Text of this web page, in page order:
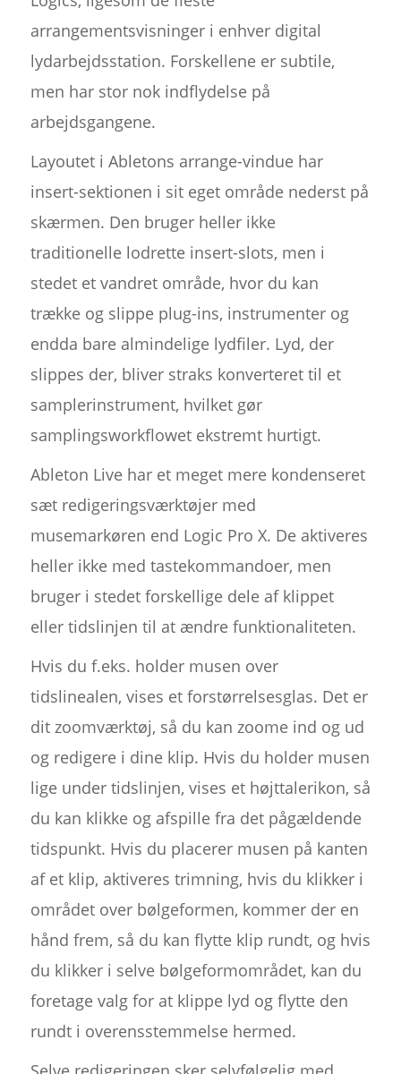
arrangementsvisninger i enhver digital
lydarbejdsstation. Forskellene er subtile,
men har stor nok indflydelse på
arbejdsgangene.
Layoutet i Abletons arrange-vindue har
insert-sektionen i sit eget område nederst på
skærmen. Den bruger heller ikke
traditionelle lodrette insert-slots, men i
stedet et vandret område, hvor du kan
trække og slippe plug-ins, instrumenter og
endda bare almindelige lydfiler. Lyd, der
slippes der, bliver straks konverteret til et
samplerinstrument, hvilket gør
samplingsworkflowet ekstremt hurtigt.
Ableton Live har et meget mere kondenseret
sæt redigeringsværktøjer med
musemarkøren end Logic Pro X. De aktiveres
heller ikke med tastekommandoer, men
bruger i stedet forskellige dele af klippet
eller tidslinjen til at ændre funktionaliteten.
Hvis du f.eks. holder musen over
tidslinealen, vises et forstørrelsesglas. Det er
dit zoomværktøj, så du kan zoome ind og ud
og redigere i dine klip. Hvis du holder musen
lige under tidslinjen, vises et højttalerikon, så
du kan klikke og afspille fra det pågældende
tidspunkt. Hvis du placerer musen på kanten
af et klip, aktiveres trimning, hvis du klikker i
området over bølgeformen, kommer der en
hånd frem, så du kan flytte klip rundt, og hvis
du klikker i selve bølgeformområdet, kan du
foretage valg for at klippe lyd og flytte den
rundt i overensstemmelse hermed.